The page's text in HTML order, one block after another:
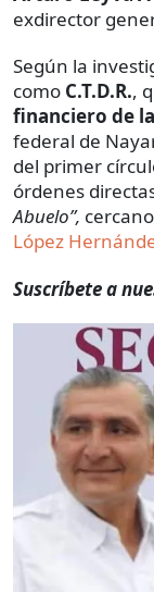
exdirector
Según la
como C.T.D.R.,
financiero de
federal de
del primer
órdenes
Abuelo”,
López
Suscríbete a